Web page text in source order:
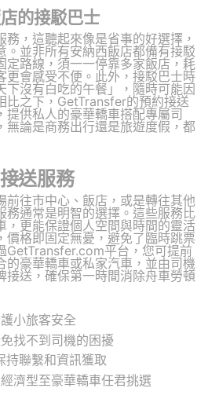
的接駁巴士
，這聽起來像是省事的好選擇，
。並非所有安納西飯店都備有接駁
定路線，須一一停靠多家飯店，耗
更會感受不便。此外，接駁巴士時
下沒有白吃的午餐」，隨時可能因
比之下，GetTransfer的預約接送
提供私人的豪華轎車搭配專屬司
無論是商務出行還是旅遊度假，都
送服務
前往市中心、飯店，或是轉往其他
務通常是明智的選擇。這些服務比
，更能保證個人空間與時間的靈活
價格即固定無憂，避免了臨時跳票
GetTransfer.com平台，您可提前
的豪華轎車或私家汽車，並由司機
接送，確保第一時間消除舟車勞頓
小旅客安全
找不到司機的困擾
持聯繫和資訊獲取
濟型至豪華轎車任君挑選